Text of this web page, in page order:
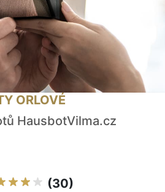
ORLOVÉ
HausbotVilma.cz
(30)